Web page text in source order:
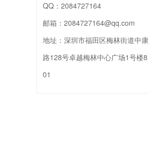
QQ： 2084727164
邮箱： 2084727164@qq.com
地址： 深圳市福田区梅林街道中康
路128号卓越梅林中心广场1号楼8
01